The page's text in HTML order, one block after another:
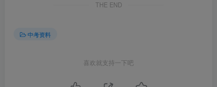
THE END
中考资料
喜欢就支持一下吧